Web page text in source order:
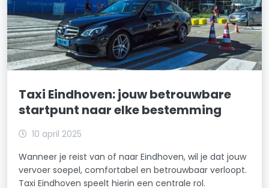
Taxi Eindhoven: jouw betrouwbare
startpunt naar elke bestemming
10 april 2025
Wanneer je reist van of naar Eindhoven, wil je dat jouw
vervoer soepel, comfortabel en betrouwbaar verloopt.
Taxi Eindhoven speelt hierin een centrale rol.